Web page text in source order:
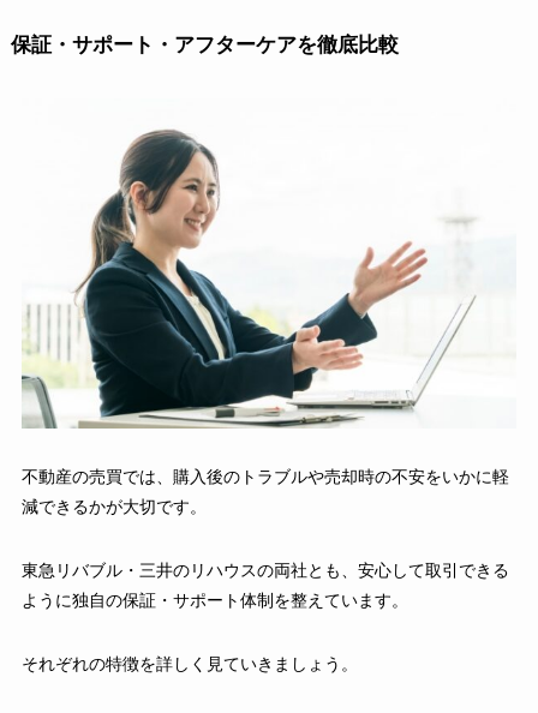
保証・サポート・アフターケアを徹底比較
不動産の売買では、購入後のトラブルや売却時の不安をいかに軽
減できるかが大切です。
東急リバブル・三井のリハウスの両社とも、安心して取引できる
ように独自の保証・サポート体制を整えています。
それぞれの特徴を詳しく見ていきましょう。